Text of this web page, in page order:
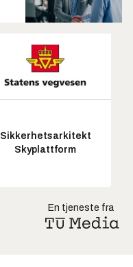
Sikkerhetsarkitekt
Skyplattform
En tjeneste fra